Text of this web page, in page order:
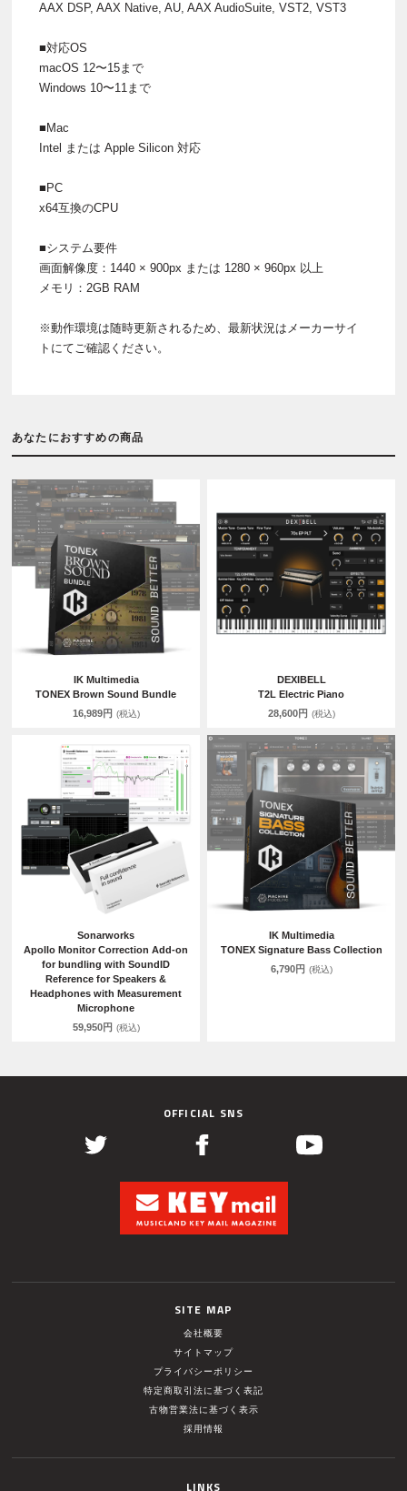
AAX DSP, AAX Native, AU, AAX AudioSuite, VST2, VST3
■対応OS
macOS 12〜15まで
Windows 10〜11まで
■Mac
Intel または Apple Silicon 対応
■PC
x64互換のCPU
■システム要件
画面解像度：1440 × 900px または 1280 × 960px 以上
メモリ：2GB RAM
※動作環境は随時更新されるため、最新状況はメーカーサイ
トにてご確認ください。
あなたにおすすめの商品
IK Multimedia
TONEX Brown Sound Bundle
16,989円 (税込)
DEXIBELL
T2L Electric Piano
28,600円 (税込)
Sonarworks
Apollo Monitor Correction Add-on
for bundling with SoundID
Reference for Speakers &
Headphones with Measurement
Microphone
59,950円 (税込)
IK Multimedia
TONEX Signature Bass Collection
6,790円 (税込)
OFFICIAL SNS
SITE MAP
会社概要
サイトマップ
プライバシーポリシー
特定商取引法に基づく表記
古物営業法に基づく表示
採用情報
LINKS